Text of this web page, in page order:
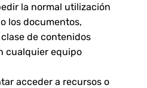
la normal utilización
los documentos,
de contenidos
cualquier equipo
acceder a recursos o